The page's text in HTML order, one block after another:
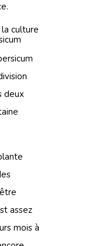
culture
deux
assez
mois à